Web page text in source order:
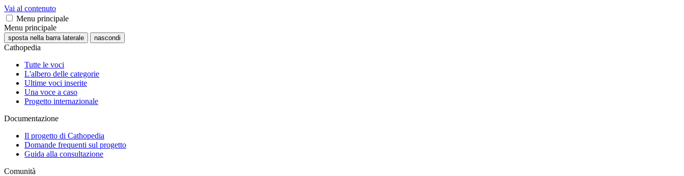
Vai al contenuto
Menu principale
Menu principale
sposta nella barra laterale nascondi
Cathopedia
Tutte le voci
L'albero delle categorie
Ultime voci inserite
Una voce a caso
Progetto internazionale
Documentazione
Il progetto di Cathopedia
Domande frequenti sul progetto
Guida alla consultazione
Comunità